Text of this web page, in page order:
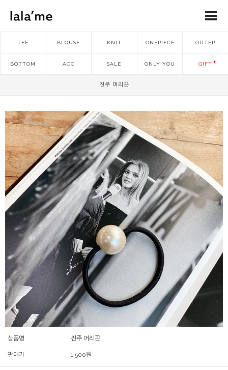
TEE BLOUSE KNIT ONEPIECE OUTER
BOTTOM ACC SALE ONLY YOU GIFT
진주 머리끈
상품명 진주 머리끈
판매가 1,500원